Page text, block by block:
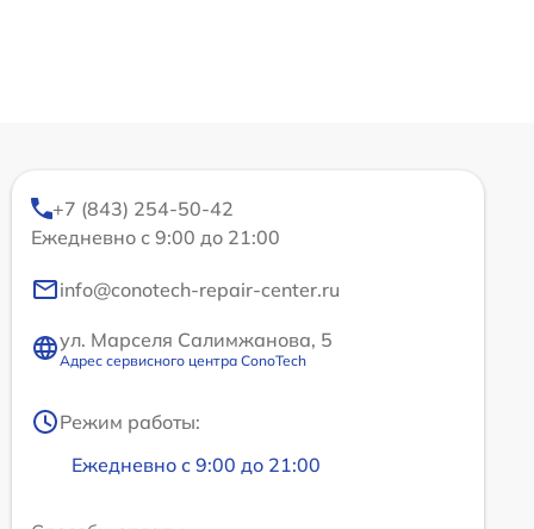
+7 (843) 254-50-42
Ежедневно с 9:00 до 21:00
info@conotech-repair-center.ru
ул. Марселя Салимжанова, 5
Адрес сервисного центра ConoTech
Режим работы:
Ежедневно с 9:00 до 21:00